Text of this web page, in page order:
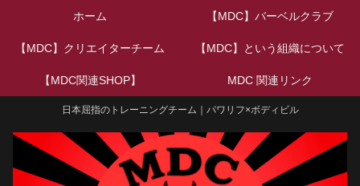
日本屈指のトレーニングチーム｜パワリフ×ボディビル
ホーム 【MDC】バーベルクラブ
【MDC】クリエイターチーム 【MDC】という組織について
【MDC関連SHOP】 MDC 関連リンク